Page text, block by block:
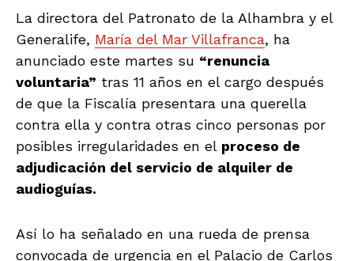
La directora del Patronato de la Alhambra y el
Generalife, María del Mar Villafranca, ha
anunciado este martes su “renuncia
voluntaria” tras 11 años en el cargo después
de que la Fiscalía presentara una querella
contra ella y contra otras cinco personas por
posibles irregularidades en el proceso de
adjudicación del servicio de alquiler de
audioguías.
Así lo ha señalado en una rueda de prensa
convocada de urgencia en el Palacio de Carlos